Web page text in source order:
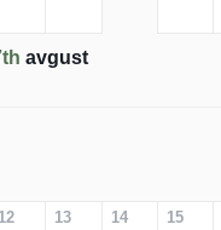
avgust
12 13 14 15